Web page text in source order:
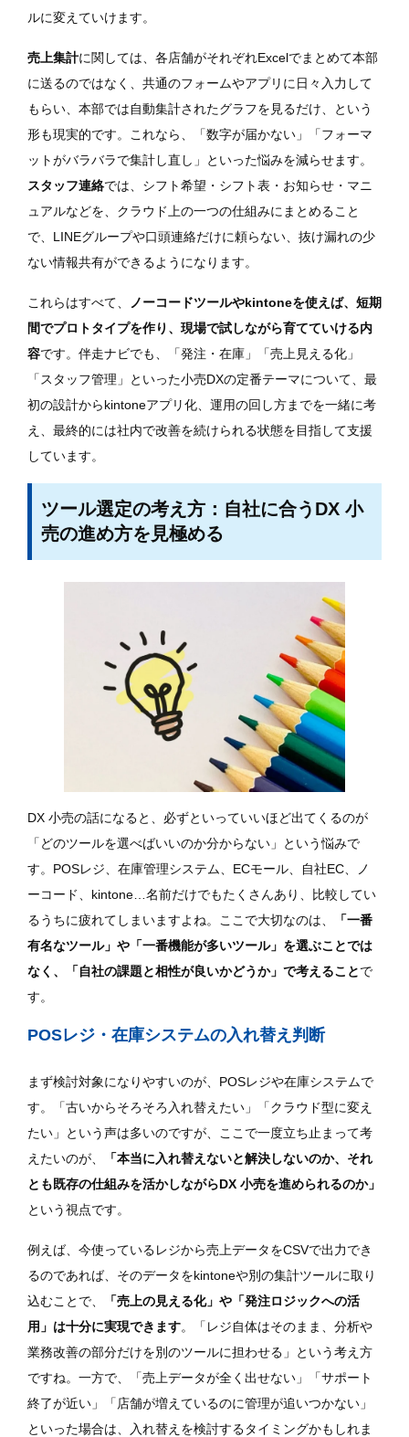
ルに変えていけます。
売上集計に関しては、各店舗がそれぞれExcelでまとめて本部
に送るのではなく、共通のフォームやアプリに日々入力して
もらい、本部では自動集計されたグラフを見るだけ、という
形も現実的です。これなら、「数字が届かない」「フォーマ
ットがバラバラで集計し直し」といった悩みを減らせます。
スタッフ連絡では、シフト希望・シフト表・お知らせ・マニ
ュアルなどを、クラウド上の一つの仕組みにまとめること
で、LINEグループや口頭連絡だけに頼らない、抜け漏れの少
ない情報共有ができるようになります。
これらはすべて、
ノーコードツールやkintoneを使えば、短期
間でプロトタイプを作り、現場で試しながら育てていける内
容です。伴走ナビでも、「発注・在庫」「売上見える化」
「スタッフ管理」といった小売DXの定番テーマについて、最
初の設計からkintoneアプリ化、運用の回し方までを一緒に考
え、最終的には社内で改善を続けられる状態を目指して支援
しています。
ツール選定の考え方：自社に合うDX 小
売の進め方を見極める
DX 小売の話になると、必ずといっていいほど出てくるのが
「どのツールを選べばいいのか分からない」という悩みで
す。POSレジ、在庫管理システム、ECモール、自社EC、ノ
ーコード、kintone…名前だけでもたくさんあり、比較してい
るうちに疲れてしまいますよね。ここで大切なのは、
「一番
有名なツール」や「一番機能が多いツール」を選ぶことでは
なく、「自社の課題と相性が良いかどうか」で考えることで
す。
POSレジ・在庫システムの入れ替え判断
まず検討対象になりやすいのが、POSレジや在庫システムで
す。「古いからそろそろ入れ替えたい」「クラウド型に変え
たい」という声は多いのですが、ここで一度立ち止まって考
えたいのが、
「本当に入れ替えないと解決しないのか、それ
とも既存の仕組みを活かしながらDX 小売を進められるのか」
という視点です。
例えば、今使っているレジから売上データをCSVで出力でき
るのであれば、そのデータをkintoneや別の集計ツールに取り
込むことで、
「売上の見える化」や「発注ロジックへの活
用」は十分に実現できます。「レジ自体はそのまま、分析や
業務改善の部分だけを別のツールに担わせる」という考え方
ですね。一方で、「売上データが全く出せない」「サポート
終了が近い」「店舗が増えているのに管理が追いつかない」
といった場合は、入れ替えを検討するタイミングかもしれま